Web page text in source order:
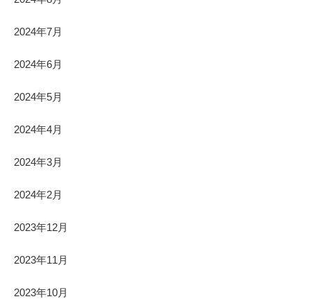
2024年7月
2024年6月
2024年5月
2024年4月
2024年3月
2024年2月
2023年12月
2023年11月
2023年10月